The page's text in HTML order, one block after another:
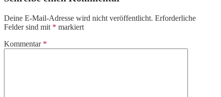
Deine E-Mail-Adresse wird nicht veröffentlicht. Erforderliche
Felder sind mit * markiert
Kommentar *